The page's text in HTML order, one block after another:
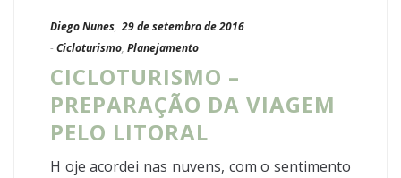
Diego Nunes, 29 de setembro de 2016
- Cicloturismo, Planejamento
CICLOTURISMO –
PREPARAÇÃO DA VIAGEM
PELO LITORAL
H oje acordei nas nuvens, com o sentimento